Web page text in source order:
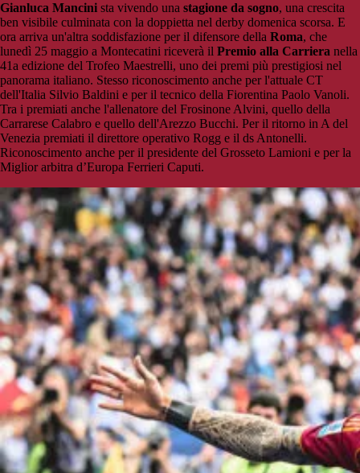
Gianluca Mancini sta vivendo una stagione da sogno, una crescita
ben visibile culminata con la doppietta nel derby domenica scorsa. E
ora arriva un'altra soddisfazione per il difensore della Roma, che
lunedì 25 maggio a Montecatini riceverà il Premio alla Carriera nella
41a edizione del Trofeo Maestrelli, uno dei premi più prestigiosi nel
panorama italiano. Stesso riconoscimento anche per l'attuale CT
dell'Italia Silvio Baldini e per il tecnico della Fiorentina Paolo Vanoli.
Tra i premiati anche l'allenatore del Frosinone Alvini, quello della
Carrarese Calabro e quello dell'Arezzo Bucchi. Per il ritorno in A del
Venezia premiati il direttore operativo Rogg e il ds Antonelli.
Riconoscimento anche per il presidente del Grosseto Lamioni e per la
Miglior arbitra d’Europa Ferrieri Caputi.